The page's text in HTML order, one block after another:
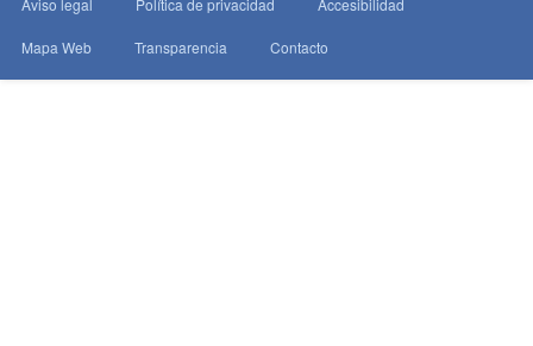
Mapa Web Transparencia Contacto